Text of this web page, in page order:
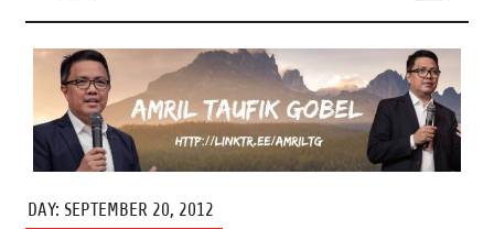
DAY: SEPTEMBER 20, 2012